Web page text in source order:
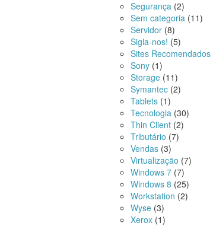
Segurança (2)
Sem categoria (11)
Servidor (8)
Sigla-nos! (5)
Sites Recomendados
Sony (1)
Storage (11)
Symantec (2)
Tablets (1)
Tecnologia (30)
Thin Client (2)
Tributário (7)
Vendas (3)
Virtualização (7)
Windows 7 (7)
Windows 8 (25)
Workstation (2)
Wyse (3)
Xerox (1)